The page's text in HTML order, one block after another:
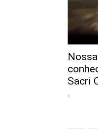
Sacri
.